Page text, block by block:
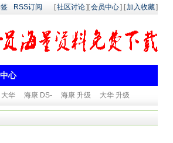
RSS订阅 [社区讨论][会员中心] [加入收藏]
心
大华 海康 DS- 海康 升级 大华 升级